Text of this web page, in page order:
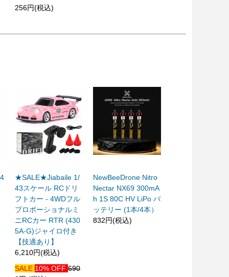
256円(税込)
★SALE★Jiabaile 1/
43スケール RCドリ
フトカー - 4WDフル
プロポーショナルミ
ニRCカー RTR (430
5A-G)ジャイロ付き
【技適あり】
6,210円(税込)
SALE 10% OFF690
NewBeeDrone Nitro
Nectar NX69 300mA
h 1S 80C HV LiPo バ
ッテリー (1本/4本）
832円(税込)